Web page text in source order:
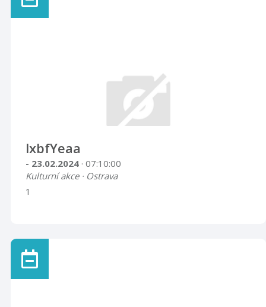
lxbfYeaa
- 23.02.2024 · 07:10:00
Kulturní akce · Ostrava
1